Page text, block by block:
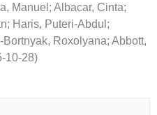
Manuel ; Albacar, Cinta;
; Haris, Puteri-Abdul ;
Bortnyak, Roxolyana; Abbott,
10-28)